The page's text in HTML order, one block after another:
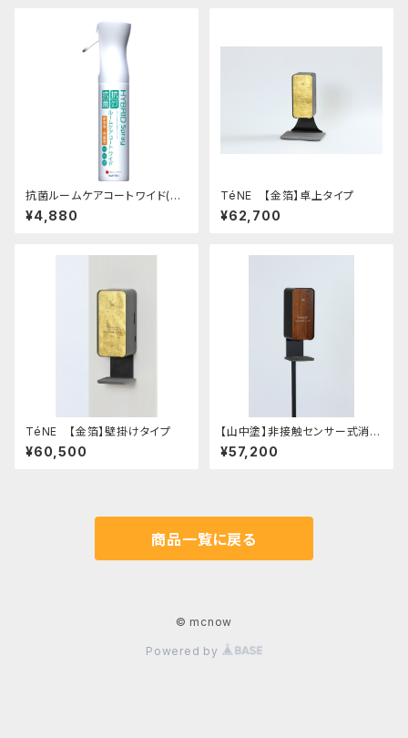
抗菌ルームケアコートワイド(霧
吹きタイプ)
¥4,880
TéNE 【金箔】卓上タイプ
¥62,700
TéNE 【金箔】壁掛けタイプ
¥60,500
【山中塗】非接触センサー式消毒
液スタンド(組み立て式)
¥57,200
商品一覧に戻る
© mcnow
Powered by